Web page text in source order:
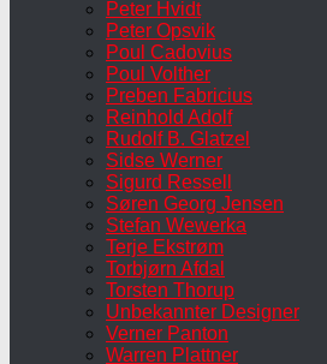
Peter Hvidt
Peter Opsvik
Poul Cadovius
Poul Volther
Preben Fabricius
Reinhold Adolf
Rudolf B. Glatzel
Sidse Werner
Sigurd Ressell
Søren Georg Jensen
Stefan Wewerka
Terje Ekstrøm
Torbjørn Afdal
Torsten Thorup
Unbekannter Designer
Verner Panton
Warren Plattner